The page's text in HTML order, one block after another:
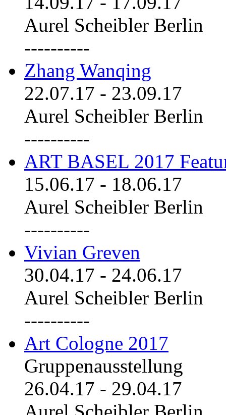
Aurel Scheibler Berlin
----------
Zhang Wanqing
22.07.17 - 23.09.17
Aurel Scheibler Berlin
----------
ART BASEL 2017
15.06.17 - 18.06.17
Aurel Scheibler Berlin
----------
Vivian Greven
30.04.17 - 24.06.17
Aurel Scheibler Berlin
----------
Art Cologne 2017
Gruppenausstellung
26.04.17 - 29.04.17